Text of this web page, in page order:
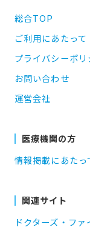
総合TOP
ご利用にあたって
プライバシーポリ
お問い合わせ
運営会社
医療機関の方
情報掲載にあたっ
関連サイト
ドクターズ・ファ